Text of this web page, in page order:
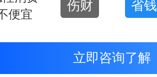
伤财
便宜
省钱
立即咨询了解